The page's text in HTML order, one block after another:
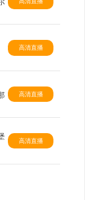
高清直播
高清直播
高清直播